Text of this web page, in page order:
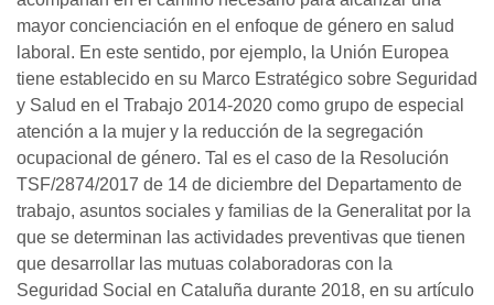
mayor concienciación en el enfoque de género en salud
laboral. En este sentido, por ejemplo, la Unión Europea
tiene establecido en su Marco Estratégico sobre Seguridad
y Salud en el Trabajo 2014-2020 como grupo de especial
atención a la mujer y la reducción de la segregación
ocupacional de género. Tal es el caso de la Resolución
TSF/2874/2017 de 14 de diciembre del Departamento de
trabajo, asuntos sociales y familias de la Generalitat por la
que se determinan las actividades preventivas que tienen
que desarrollar las mutuas colaboradoras con la
Seguridad Social en Cataluña durante 2018, en su artículo